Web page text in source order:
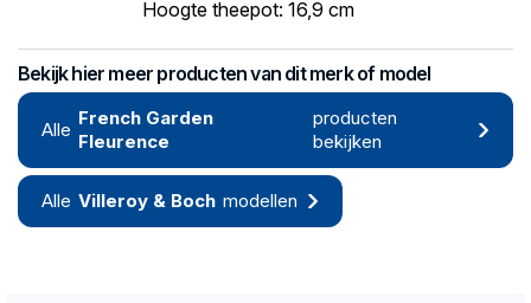
Hoogte theepot: 16,9 cm
Bekijk hier meer producten van dit merk of model
Alle
French Garden
Fleurence
producten
bekijken
Alle Villeroy & Boch modellen